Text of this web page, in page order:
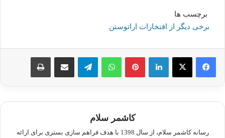
برچسب ها
برخی دیگر از افتخارات اراتوستن
لینکدین پینترستواتس آپ تلگرام اشتراک گذاری از طریق ایمیل چاپ
کاشمر سلام
رسانه کاشمر سلام، از سال 1398 با هدف فراهم سازی بستری برای ارائه